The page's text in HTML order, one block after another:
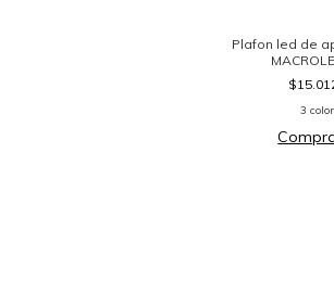
Plafon led de
3